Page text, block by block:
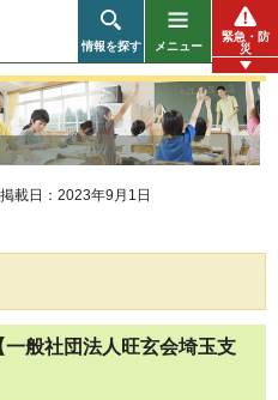
情報を探す メニュー
緊急・防
災
掲載日：2023年9月1日
般社団法人旺玄会埼玉支